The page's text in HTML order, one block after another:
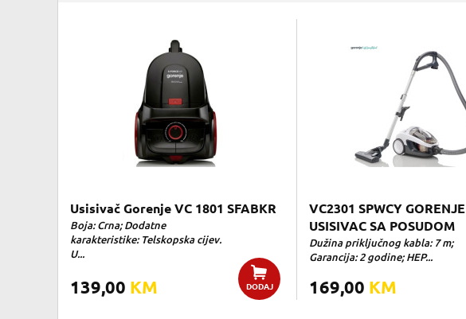
Usisivač Gorenje VC 1801 SFABKR
Boja: Crna; Dodatne
karakteristike: Telskopska cijev.
U...
139,00 KM DODAJ
VC2301 SPWCY GORENJE
USISIVAC SA POSUDOM
Dužina priključnog kabla: 7 m;
Garancija: 2 godine; HEP...
169,00 KM